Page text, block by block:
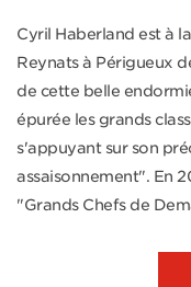
Cyril Haberland est à
Reynats à Périgueux
de cette belle
épurée les grands
s'appuyant sur son
assaisonnement". En
"Grands Chefs de